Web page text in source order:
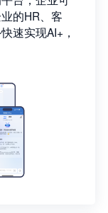
的HR、客
速实现AI+，